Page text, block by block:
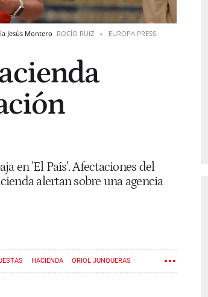
Jesús Montero ROCÍO RUIZ
EUROPA PRESS
en 'El País'. Afectaciones del
alertan sobre una agencia
HACIENDA ORIOL JUNQUERAS